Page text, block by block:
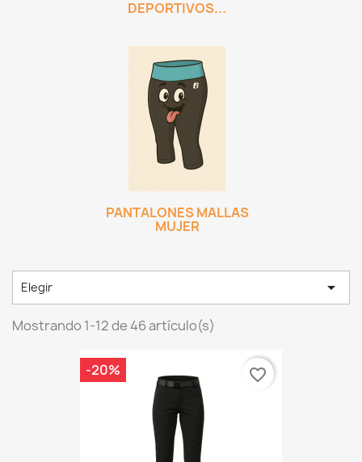
DEPORTIVOS...
PANTALONES MALLAS
MUJER
Elegir 
Mostrando 1-12 de 46 artículo(s)
-20% favorite_border